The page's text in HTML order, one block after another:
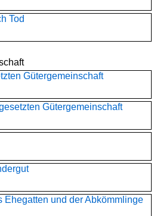
Tod
Gütergemeinschaft
Gütergemeinschaft
Ehegatten und der Abkömmlinge